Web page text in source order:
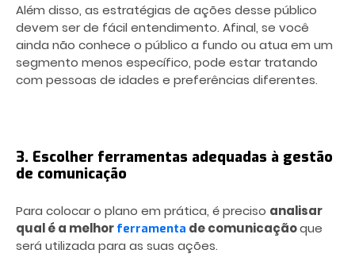
Além disso, as estratégias de ações desse público
devem ser de fácil entendimento. Afinal, se você
ainda não conhece o público a fundo ou atua em um
segmento menos específico, pode estar tratando
com pessoas de idades e preferências diferentes.
3. Escolher ferramentas adequadas à gestão
de comunicação
Para colocar o plano em prática, é preciso analisar
qual é a melhor ferramenta de comunicaçãoque
será utilizada para as suas ações.